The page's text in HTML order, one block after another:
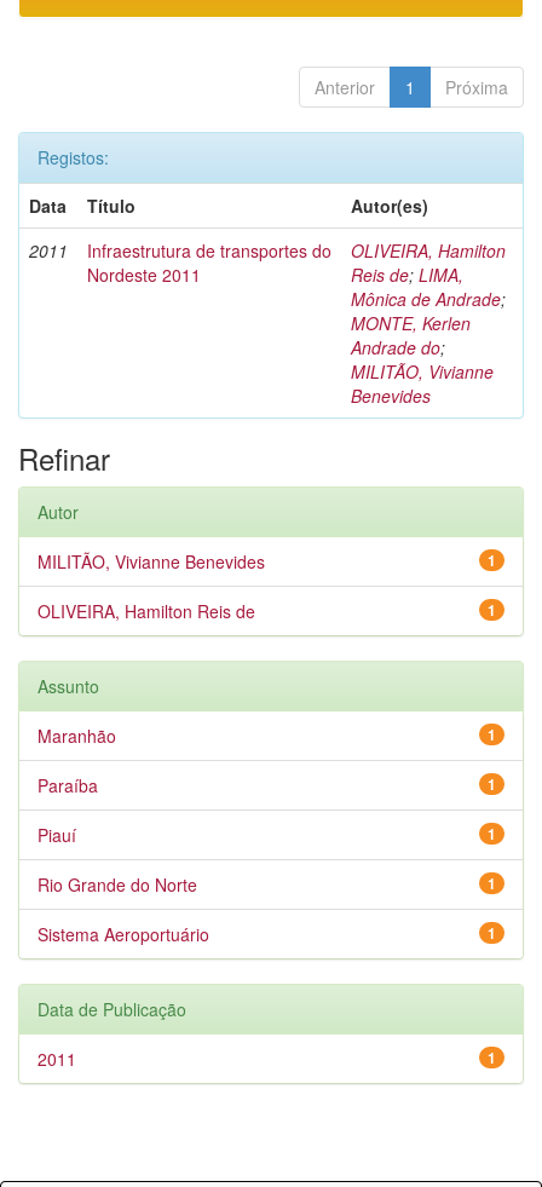
Anterior 1 Próxima
Registos:
Data
Título
Autor(es)
2011
Infraestrutura de transportes do
Nordeste 2011
OLIVEIRA, Hamilton
Reis de; LIMA,
Mônica de Andrade;
MONTE, Kerlen
Andrade do;
MILITÃO, Vivianne
Benevides
Refinar
Autor
1
MILITÃO, Vivianne Benevides
1
OLIVEIRA, Hamilton Reis de
Assunto
1
Maranhão
1
Paraíba
1
Piauí
1
Rio Grande do Norte
1
Sistema Aeroportuário
Data de Publicação
1
2011